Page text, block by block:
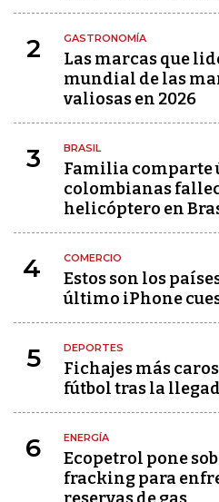
2 GASTRONOMÍA
Las marcas que
mundial de las
valiosas en 2026
3 BRASIL
Familia comparte
colombianas
helicóptero en
4 COMERCIO
Estos son los
último iPhone
5 DEPORTES
Fichajes más
fútbol tras la
6 ENERGÍA
Ecopetrol pone
fracking para